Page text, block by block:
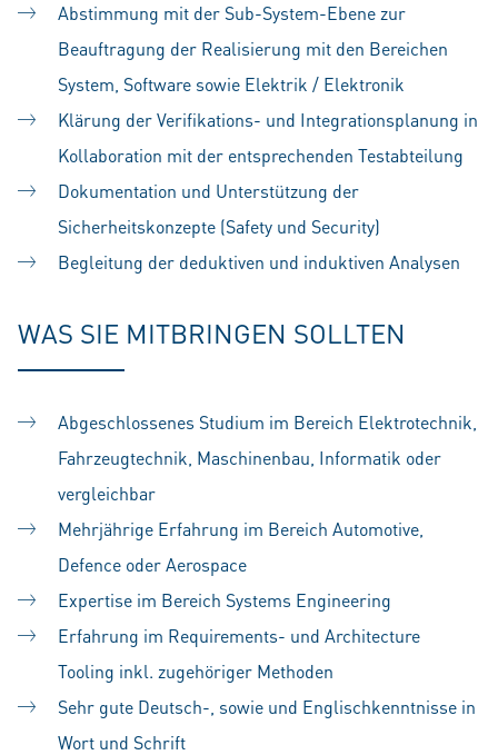
Abstimmung mit der Sub-System-Ebene zur
Beauftragung der Realisierung mit den Bereichen
System, Software sowie Elektrik / Elektronik
Klärung der Verifikations- und Integrationsplanung in
Kollaboration mit der entsprechenden Testabteilung
Dokumentation und Unterstützung der
Sicherheitskonzepte (Safety und Security)
Begleitung der deduktiven und induktiven Analysen
WAS SIE MITBRINGEN SOLLTEN
Abgeschlossenes Studium im Bereich Elektrotechnik,
Fahrzeugtechnik, Maschinenbau, Informatik oder
vergleichbar
Mehrjährige Erfahrung im Bereich Automotive,
Defence oder Aerospace
Expertise im Bereich Systems Engineering
Erfahrung im Requirements- und Architecture
Tooling inkl. zugehöriger Methoden
Sehr gute Deutsch-, sowie und Englischkenntnisse in
Wort und Schrift